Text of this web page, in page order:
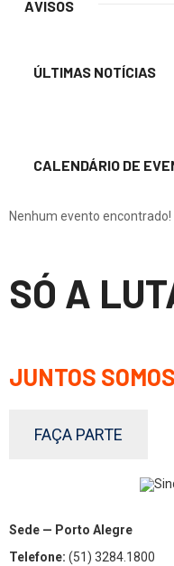
AVISOS
ÚLTIMAS NOTÍCIAS
CALENDÁRIO DE
Nenhum evento encontrado!
SÓ A
JUNTOS
FAÇA PARTE
Sede — Porto Alegre
Telefone: (51) 3284.1800